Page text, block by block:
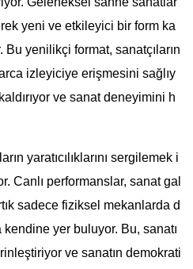
yeni ve etkileyici bir form ka
yenilikçi format, sanatçıların
izleyiciye erişmesini sağlıy
ve sanat deneyimini h
yaratıcılıklarını sergilemek i
Canlı performanslar, sanat gal
sadece fiziksel mekanlarda d
yer buluyor. Bu, sanatı
ve sanatın demokrati